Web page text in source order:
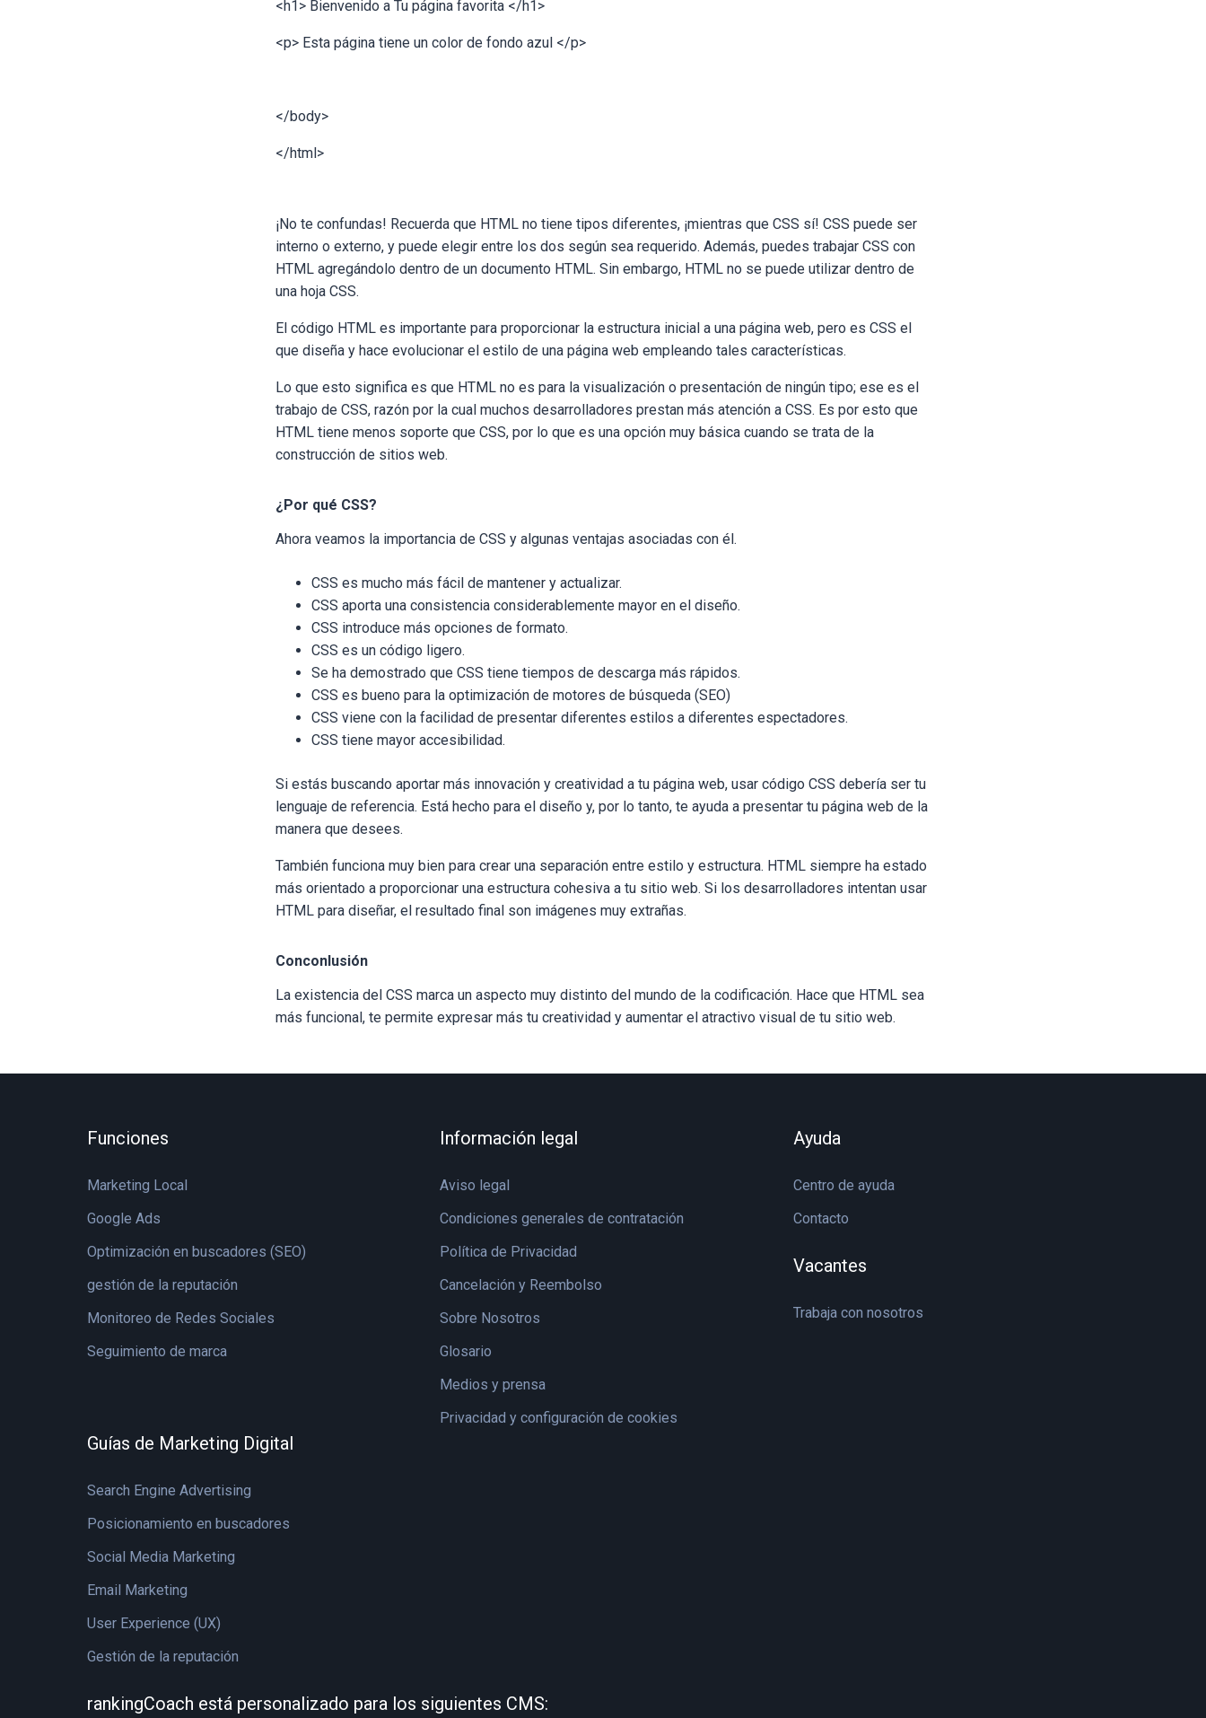
<h1> Bienvenido a Tu página favorita </h1>
<p> Esta página tiene un color de fondo azul </p>
</body>
</html>
¡No te confundas! Recuerda que HTML no tiene tipos diferentes, ¡mientras que CSS sí! CSS puede ser
interno o externo, y puede elegir entre los dos según sea requerido. Además, puedes trabajar CSS con
HTML agregándolo dentro de un documento HTML. Sin embargo, HTML no se puede utilizar dentro de
una hoja CSS.
El código HTML es importante para proporcionar la estructura inicial a una página web, pero es CSS el
que diseña y hace evolucionar el estilo de una página web empleando tales características.
Lo que esto significa es que HTML no es para la visualización o presentación de ningún tipo; ese es el
trabajo de CSS, razón por la cual muchos desarrolladores prestan más atención a CSS. Es por esto que
HTML tiene menos soporte que CSS, por lo que es una opción muy básica cuando se trata de la
construcción de sitios web.
¿Por qué CSS?
Ahora veamos la importancia de CSS y algunas ventajas asociadas con él.
CSS es mucho más fácil de mantener y actualizar.
CSS aporta una consistencia considerablemente mayor en el diseño.
CSS introduce más opciones de formato.
CSS es un código ligero.
Se ha demostrado que CSS tiene tiempos de descarga más rápidos.
CSS es bueno para la optimización de motores de búsqueda (SEO)
CSS viene con la facilidad de presentar diferentes estilos a diferentes espectadores.
CSS tiene mayor accesibilidad.
Si estás buscando aportar más innovación y creatividad a tu página web, usar código CSS debería ser tu
lenguaje de referencia. Está hecho para el diseño y, por lo tanto, te ayuda a presentar tu página web de la
manera que desees.
También funciona muy bien para crear una separación entre estilo y estructura. HTML siempre ha estado
más orientado a proporcionar una estructura cohesiva a tu sitio web. Si los desarrolladores intentan usar
HTML para diseñar, el resultado final son imágenes muy extrañas.
Conconlusión
La existencia del CSS marca un aspecto muy distinto del mundo de la codificación. Hace que HTML sea
más funcional, te permite expresar más tu creatividad y aumentar el atractivo visual de tu sitio web.
Funciones
Marketing Local
Google Ads
Optimización en buscadores (SEO)
gestión de la reputación
Monitoreo de Redes Sociales
Seguimiento de marca
Información legal
Aviso legal
Condiciones generales de contratación
Política de Privacidad
Cancelación y Reembolso
Sobre Nosotros
Glosario
Medios y prensa
Privacidad y configuración de cookies
Ayuda
Centro de ayuda
Contacto
Vacantes
Trabaja con nosotros
Guías de Marketing Digital
Search Engine Advertising
Posicionamiento en buscadores
Social Media Marketing
Email Marketing
User Experience (UX)
Gestión de la reputación
rankingCoach está personalizado para los siguientes CMS: